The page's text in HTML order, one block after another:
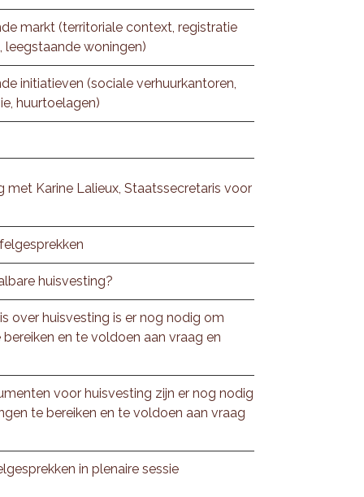
markt (territoriale context, registratie
leegstaande woningen)
initiatieven (sociale verhuurkantoren,
huurtoelagen)
met Karine Lalieux, Staatssecretaris voor
huisvesting?
over huisvesting is er nog nodig om
en te voldoen aan vraag en
voor huisvesting zijn er nog nodig
te bereiken en te voldoen aan vraag
in plenaire sessie